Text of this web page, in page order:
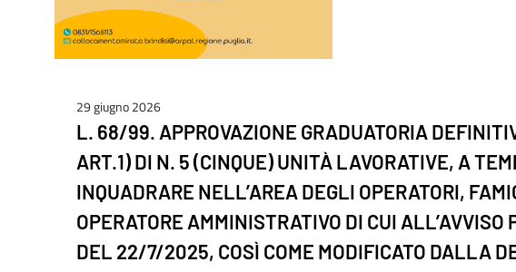
29 giugno 2026
L. 68/99. APPROVAZIONE GRADUATORIA
ART.1) DI N. 5 (CINQUE) UNITÀ LAVORATIVE, A
INQUADRARE NELL’AREA DEGLI OPERATORI,
OPERATORE AMMINISTRATIVO DI CUI
DEL 22/7/2025, COSÌ COME MODIFICATO DALLA